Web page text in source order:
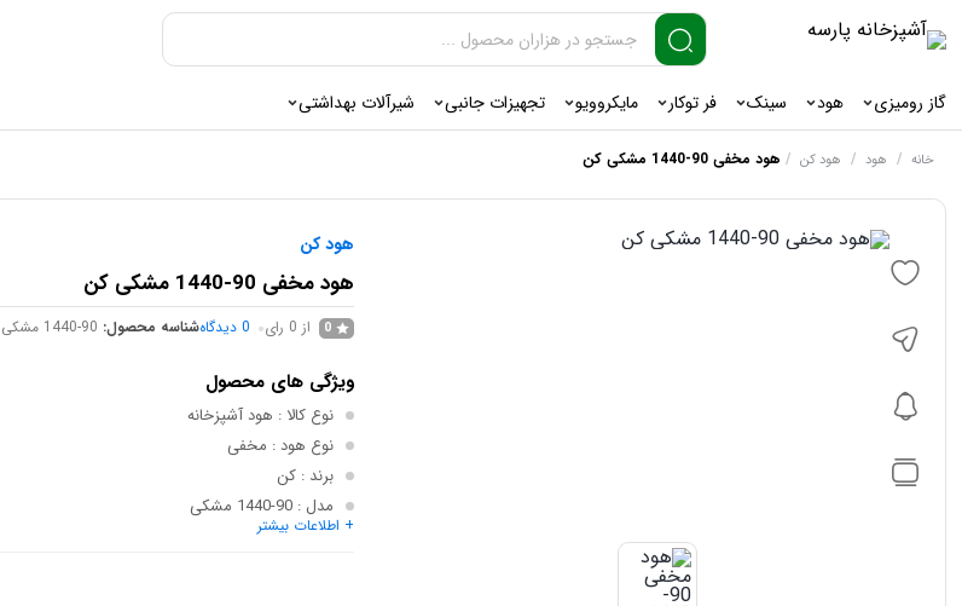
گاز رومیزی هود سینک فر توکار مایکروویو تجهیزات جانبی شیرآلات بهداشتی
خانه / هود / هود کن / هود مخفی 90-1440 مشکی کن
هود کن
هود مخفی 90-1440 مشکی کن
0 از 0 رای 0 دیدگاهشناسه محصول: 1440-90 مشکی
ویژگی های محصول
نوع کالا: هود آشپزخانه
نوع هود: مخفی
برند: کن
مدل: 90-1440 مشکی
کشور مبدا برند
+ اطلاعات بیشتر